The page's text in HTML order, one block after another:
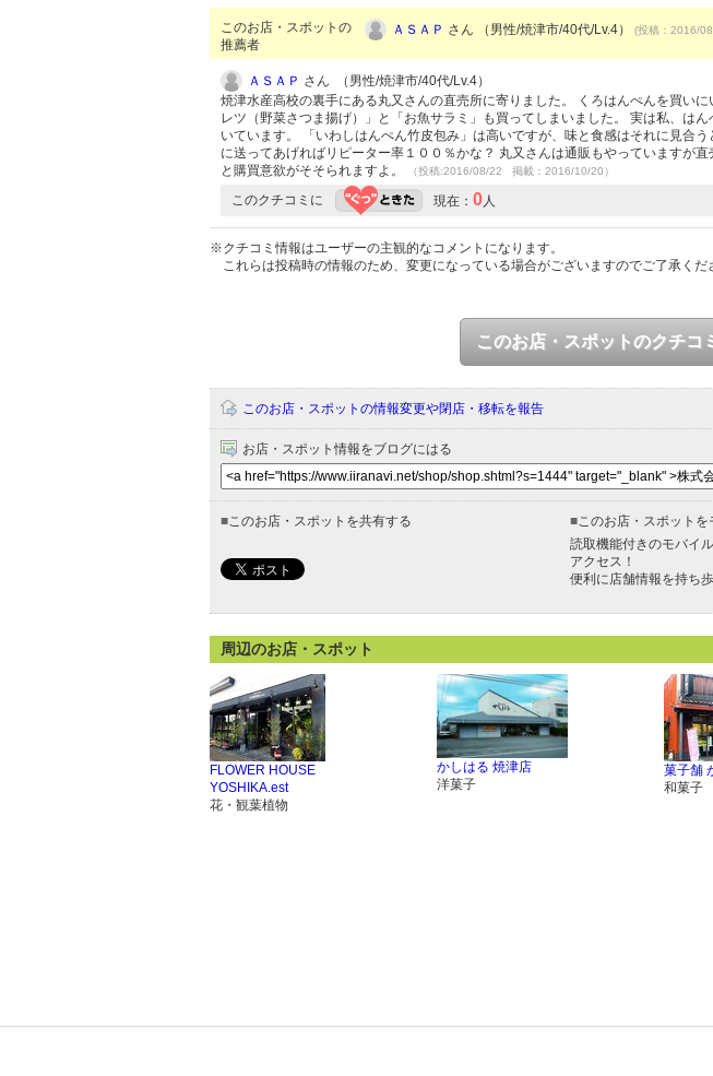
このお店・スポットの
推薦者
ＡＳＡＰ さん （男性/焼津市/40代/Lv.4） (投稿：2016/
ＡＳＡＰ さん （男性/焼津市/40代/Lv.4）
焼津水産高校の裏手にある丸又さんの直売所に寄りました。 くろはんぺんを買い
レツ（野菜さつま揚げ）」と「お魚サラミ」も買ってしまいました。 実は私、は
いています。 「いわしはんぺん竹皮包み」は高いですが、味と食感はそれに見合
に送ってあげればリピーター率１００％かな？ 丸又さんは通販もやっていますが
と購買意欲がそそられますよ。
（投稿:2016/08/22 掲載：2016/10/20）
このクチコミに 現在： 0人
※クチコミ情報はユーザーの主観的なコメントになります。
これらは投稿時の情報のため、変更になっている場合がございますのでご了承くだ
このお店・スポットのクチコ
このお店・スポットの情報変更や閉店・移転を報告
お店・スポット情報をブログにはる
■このお店・スポットを共有する ■このお店・スポットを
読取機能付きのモバイ
アクセス！
便利に店舗情報を持ち歩
周辺のお店・スポット
FLOWER HOUSE
YOSHIKA.est
花・観葉植物
かしはる 焼津店
洋菓子
菓子舗
和菓子